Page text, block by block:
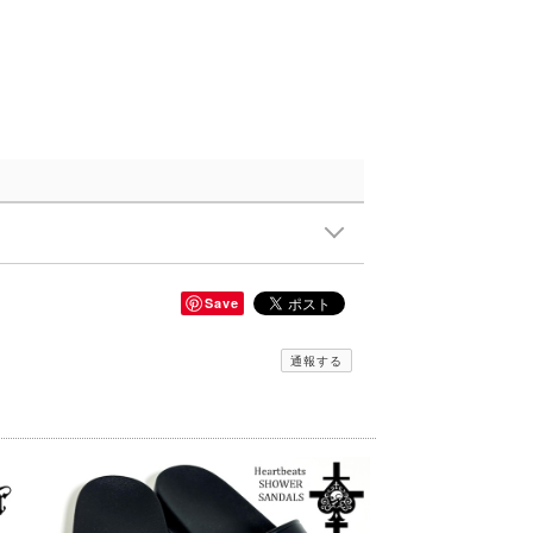
Save
通報する